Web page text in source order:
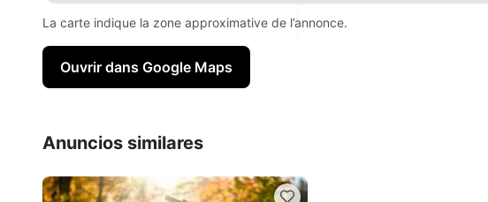
La carte indique la zone approximative de l’annonce.
Ouvrir dans Google Maps
Anuncios similares